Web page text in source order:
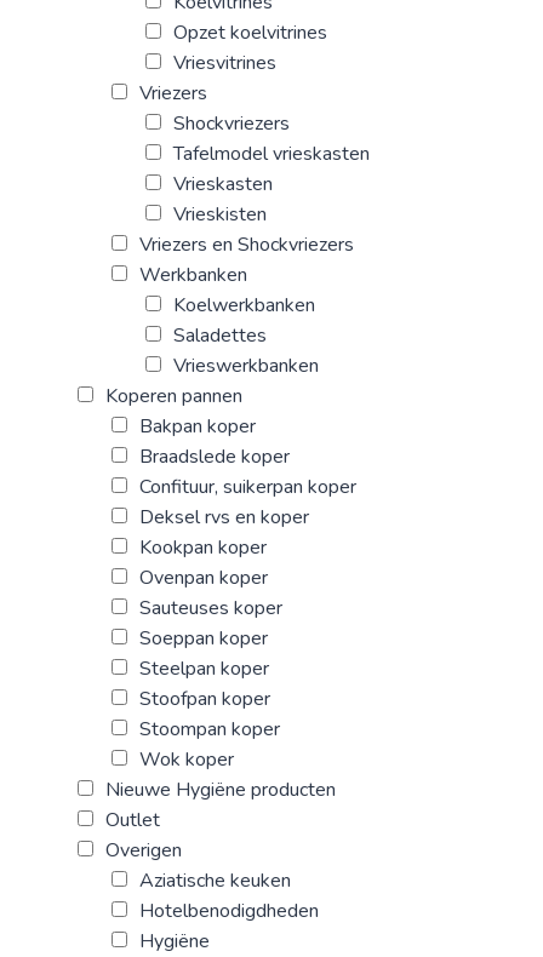
Opzet koelvitrines
Vriesvitrines
Vriezers
Shockvriezers
Tafelmodel vrieskasten
Vrieskasten
Vrieskisten
Vriezers en Shockvriezers
Werkbanken
Koelwerkbanken
Saladettes
Vrieswerkbanken
Koperen pannen
Bakpan koper
Braadslede koper
Confituur, suikerpan koper
Deksel rvs en koper
Kookpan koper
Ovenpan koper
Sauteuses koper
Soeppan koper
Steelpan koper
Stoofpan koper
Stoompan koper
Wok koper
Nieuwe Hygiëne producten
Outlet
Overigen
Aziatische keuken
Hotelbenodigdheden
Hygiëne